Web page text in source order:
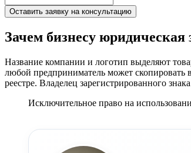
Оставить заявку на консультацию
Зачем бизнесу
Название компании и логотип выделяют
любой предприниматель может скопировать
реестре. Владелец зарегистрированного
Исключительное право на